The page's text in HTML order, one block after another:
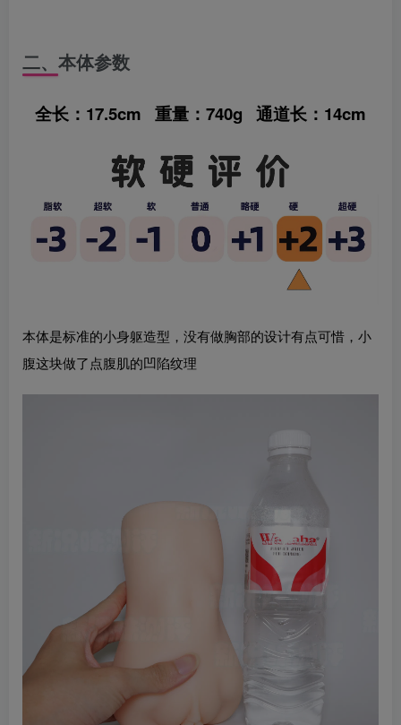
二、本体参数
全长：17.5cm 重量：740g 通道长：14cm
本体是标准的小身躯造型，没有做胸部的设计有点可惜，小
腹这块做了点腹肌的凹陷纹理